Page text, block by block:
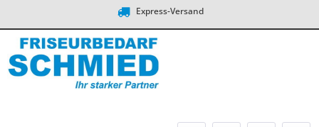
Express-Versand